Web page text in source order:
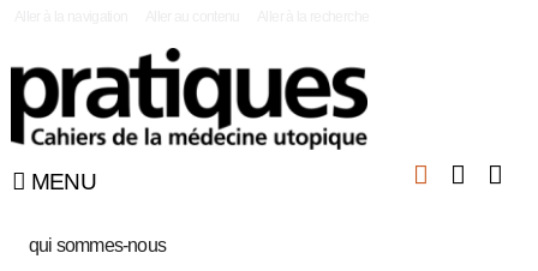
MENU
qui sommes-nous